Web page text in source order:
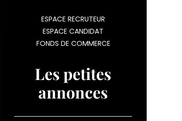
ESPACE RECRUTEUR
ESPACE CANDIDAT
FONDS DE COMMERCE
Les petites
annonces